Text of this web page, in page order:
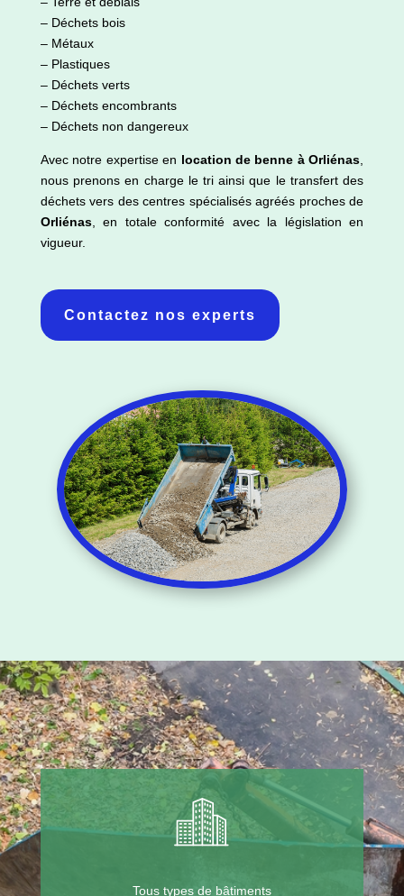
– Déchets bois
– Métaux
– Plastiques
– Déchets verts
– Déchets encombrants
– Déchets non dangereux
Avec notre expertise en location de benne à Orliénas
nous prenons en charge le tri ainsi que le transfert des
déchets vers des centres spécialisés agréés proches de
Orliénas, en totale conformité avec la législation en
vigueur.
Contactez nos experts
Tous types de bâtiments